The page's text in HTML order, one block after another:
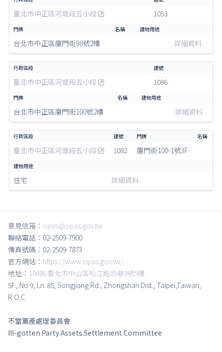
臺北市中正區河堤段五小段 1053
台北市中正區廈門街98號2樓 詳細資料
臺北市中正區河堤段五小段 1086
台北市中正區廈門街100號2樓 詳細資料
臺北市中正區河堤段五小段 1082 廈門街100-1號3F
住宅 詳細資料
意見信箱： cipas@cipas.gov.tw
聯絡電話：02-2509-7900
傳真號碼：02-2509-7873
官方網站： https://www.cipas.gov.tw/
地址： 10486 臺北市中山區松江路85巷9號5樓
5F., No.9, Ln. 85, Songjiang Rd., Zhongshan Dist., Taipei,Taiwan,
R.O.C
不當黨產處理委員會
Ill-gotten Party Assets Settlement Committee